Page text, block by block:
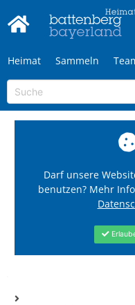
Heimat Sammeln
Darf unsere
benutzen? Mehr